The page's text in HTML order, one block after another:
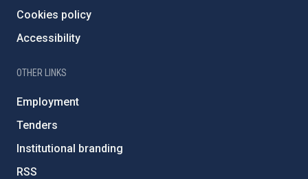
Cookies policy
Accessibility
OTHER LINKS
Employment
Tenders
Institutional branding
RSS